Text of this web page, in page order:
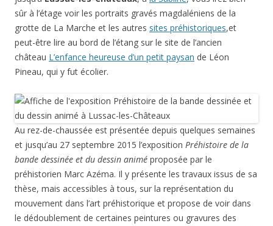
sûr à l’étage voir les portraits gravés magdaléniens de la
grotte de La Marche et les autres sites préhistoriques,et
peut-être lire au bord de l’étang sur le site de l’ancien
château L’enfance heureuse d’un petit paysan de Léon
Pineau, qui y fut écolier.
Au rez-de-chaussée est présentée depuis quelques semaines
et jusqu’au 27 septembre 2015 l’exposition Préhistoire de la
bande dessinée et du dessin animé proposée par le
préhistorien Marc Azéma. Il y présente les travaux issus de sa
thèse, mais accessibles à tous, sur la représentation du
mouvement dans l’art préhistorique et propose de voir dans
le dédoublement de certaines peintures ou gravures des